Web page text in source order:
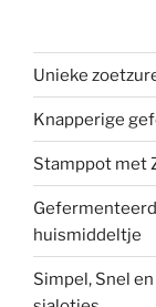
Unieke
Knapperige
Stamppot met
huismiddeltje
Simpel, Snel